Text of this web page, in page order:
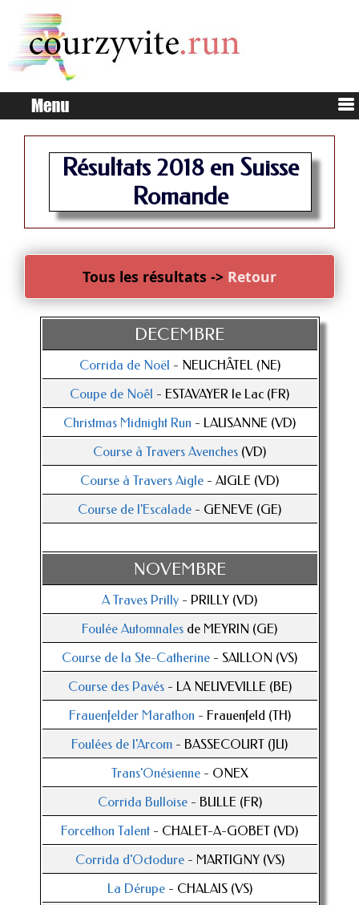
Résultats 2018 en Suisse
Romande
Tous les résultats -> Retour
DECEMBRE
Corrida de Noël - NEUCHÂTEL (NE)
Coupe de Noêl - ESTAVAYER le Lac (FR)
Christmas Midnight Run - LAUSANNE (VD)
Course à Travers Avenches (VD)
Course à Travers Aigle - AIGLE (VD)
Course de l'Escalade - GENEVE (GE)
NOVEMBRE
A Traves Prilly - PRILLY (VD)
Foulée Automnales de MEYRIN (GE)
Course de la Ste-Catherine - SAILLON (VS)
Course des Pavés- LA NEUVEVILLE (BE)
Frauenfelder Marathon - Frauenfeld (TH)
Foulées de l'Arcom - BASSECOURT (JU)
Trans'Onésienne- ONEX
Corrida Bulloise- BULLE (FR)
Forcethon Talent - CHALET-A-GOBET (VD)
Corrida d'Octodure- MARTIGNY (VS)
La Dérupe- CHALAIS (VS)